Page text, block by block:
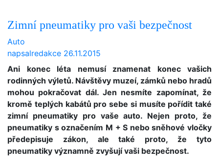
Zimní pneumatiky pro vaši bezpečnost
Auto
napsalredakce 26.11.2015
Ani konec léta nemusí znamenat konec vašich
rodinných výletů. Návštěvy muzeí, zámků nebo hradů
mohou pokračovat dál. Jen nesmíte zapomínat, že
kromě teplých kabátů pro sebe si musíte pořídit také
zimní pneumatiky pro vaše auto. Nejen proto, že
pneumatiky s označením M + S nebo sněhové vločky
předepisuje zákon, ale také proto, že tyto
pneumatiky významně zvyšují vaši bezpečnost.